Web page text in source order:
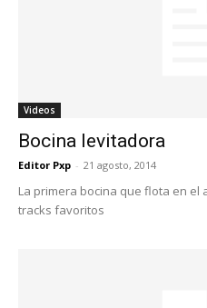
Videos
Bocina levitadora
Editor Pxp - 21 agosto, 2014
La primera bocina que flota en el
tracks favoritos